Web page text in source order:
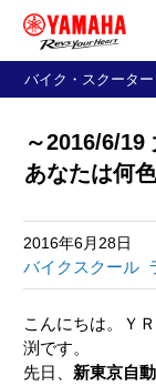
バイク・スクーター
～2016/6/19
あなたは何
2016年6月28日
バイクスクール
こんにちは。Ｙ
渕です。
先日、 新東京自